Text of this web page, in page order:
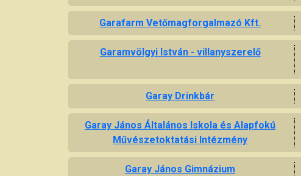
Garafarm Vetőmagforgalmazó Kft.
Garamvölgyi István - villanyszerelő
Garay Drinkbár
Garay János Általános Iskola és Alapfokú
Művészetoktatási Intézmény
Garay János Gimnázium